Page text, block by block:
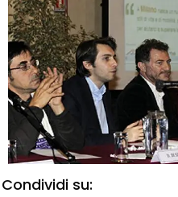
Condividi su: